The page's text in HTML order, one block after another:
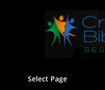
Select Page